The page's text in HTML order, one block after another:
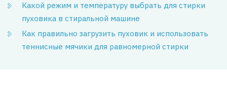
Какой режим и температуру выбрать для стирки
пуховика в стиральной машине
Как правильно загрузить пуховик и использовать
теннисные мячики для равномерной стирки